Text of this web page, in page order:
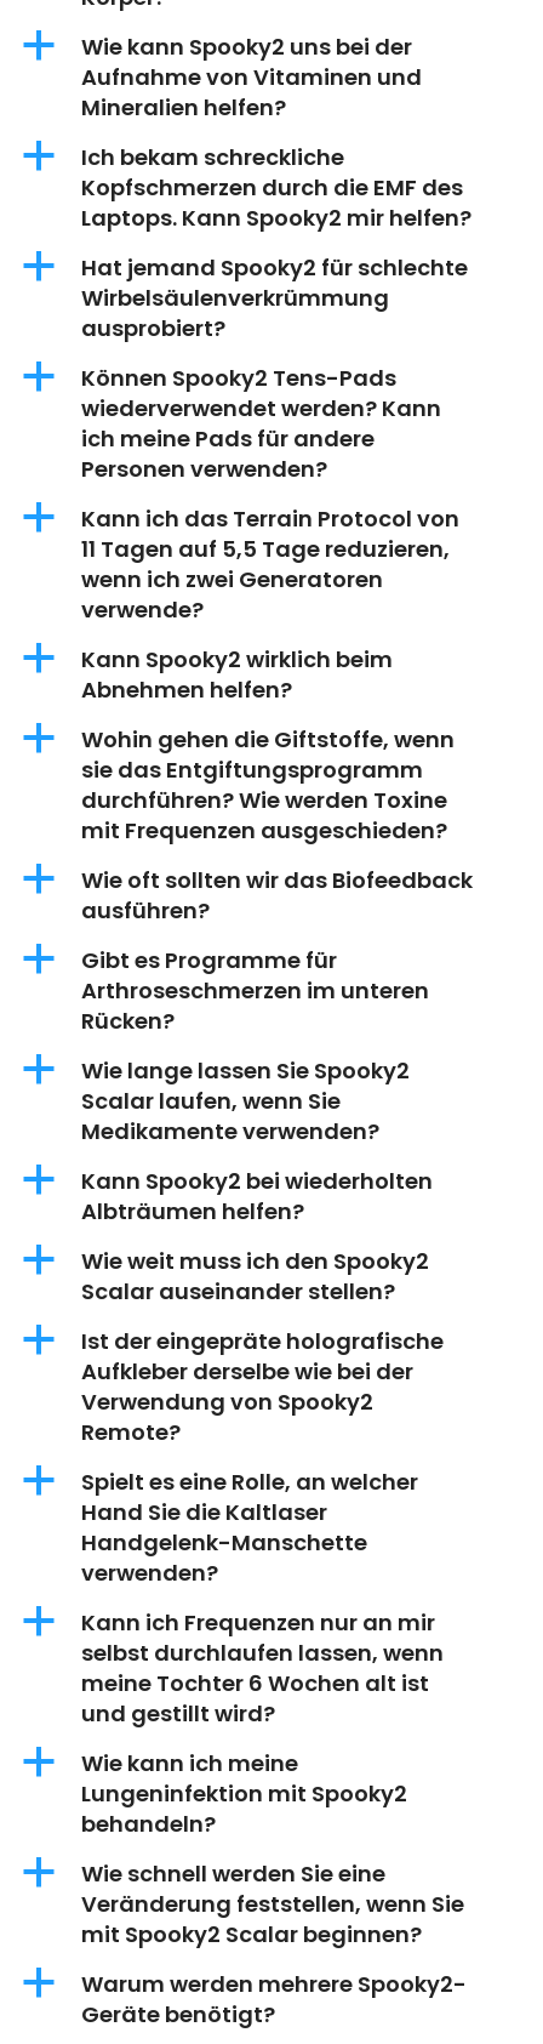
a
Wie kann Spooky2 uns bei der
Aufnahme von Vitaminen und
Mineralien helfen?
a
Ich bekam schreckliche
Kopfschmerzen durch die EMF des
Laptops. Kann Spooky2 mir helfen?
a
Hat jemand Spooky2 für schlechte
Wirbelsäulenverkrümmung
ausprobiert?
a
Können Spooky2 Tens-Pads
wiederverwendet werden? Kann
ich meine Pads für andere
Personen verwenden?
a
Kann ich das Terrain Protocol von
11 Tagen auf 5,5 Tage reduzieren,
wenn ich zwei Generatoren
verwende?
a
Kann Spooky2 wirklich beim
Abnehmen helfen?
a
Wohin gehen die Giftstoffe, wenn
sie das Entgiftungsprogramm
durchführen? Wie werden Toxine
mit Frequenzen ausgeschieden?
a
Wie oft sollten wir das Biofeedback
ausführen?
a
Gibt es Programme für
Arthroseschmerzen im unteren
Rücken?
a
Wie lange lassen Sie Spooky2
Scalar laufen, wenn Sie
Medikamente verwenden?
a
Kann Spooky2 bei wiederholten
Albträumen helfen?
a
Wie weit muss ich den Spooky2
Scalar auseinander stellen?
a
Ist der eingepräte holografische
Aufkleber derselbe wie bei der
Verwendung von Spooky2
Remote?
a
Spielt es eine Rolle, an welcher
Hand Sie die Kaltlaser
Handgelenk-Manschette
verwenden?
a
Kann ich Frequenzen nur an mir
selbst durchlaufen lassen, wenn
meine Tochter 6 Wochen alt ist
und gestillt wird?
a
Wie kann ich meine
Lungeninfektion mit Spooky2
behandeln?
a
Wie schnell werden Sie eine
Veränderung feststellen, wenn Sie
mit Spooky2 Scalar beginnen?
a
Warum werden mehrere Spooky2-
Geräte benötigt?